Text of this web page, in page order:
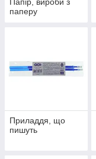
Папір, вироби з
паперу
Приладдя, що
пишуть